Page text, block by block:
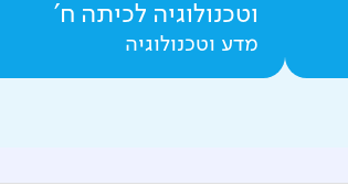
וטכנולוגיה לכיתה ח'
מדע וטכנולוגיה